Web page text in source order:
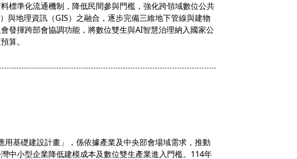
標準化流通機制，降低民間參與門檻，強化跨領域數位公共
與地理資訊（GIS）之融合，逐步完備三維地下管線與建物
發揮跨部會協調功能，將數位雙生與AI智慧治理納入國家公
算。
基礎建設計畫」，係依據產業及中央部會場域需求，推動
中小型企業降低建模成本及數位雙生產業進入門檻。114年